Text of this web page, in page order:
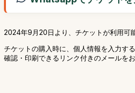
2024年9月20日より、チケットが利用可
チケットの購入時に、個人情報を入力す
確認・印刷できるリンク付きのメールを